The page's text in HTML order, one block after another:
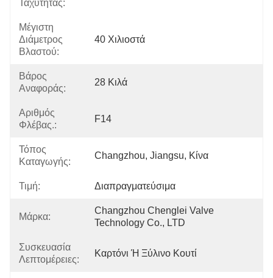
Ταχύτητας:
Μέγιστη
Διάμετρος
Βλαστού:
40 Χιλιοστά
Βάρος
Αναφοράς:
28 Κιλά
Αριθμός
Φλέβας.:
F14
Τόπος
Καταγωγής:
Changzhou, Jiangsu, Κίνα
Τιμή: Διαπραγματεύσιμα
Μάρκα:
Changzhou Chenglei Valve
Technology Co., LTD
Συσκευασία
Λεπτομέρειες:
Καρτόνι Ή Ξύλινο Κουτί